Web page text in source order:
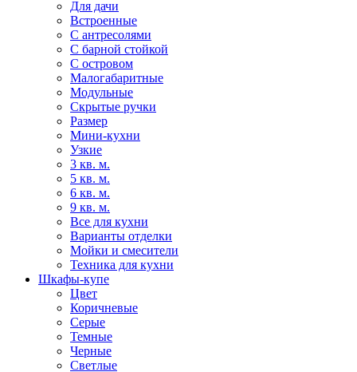
Для дачи
Встроенные
С антресолями
С барной стойкой
С островом
Малогабаритные
Модульные
Скрытые ручки
Размер
Мини-кухни
Узкие
3 кв. м.
5 кв. м.
6 кв. м.
9 кв. м.
Все для кухни
Варианты отделки
Мойки и смесители
Техника для кухни
Шкафы-купе
Цвет
Коричневые
Серые
Темные
Черные
Светлые